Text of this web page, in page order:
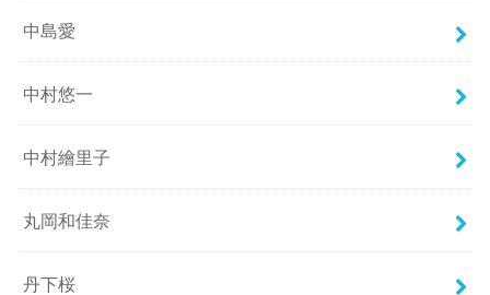
中島愛
中村悠一
中村繪里子
丸岡和佳奈
丹下桜